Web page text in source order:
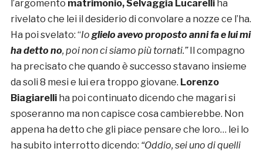
l’argomento matrimonio,Selvaggia Lucarelli ha
rivelato che lei il desiderio di convolare a nozze ce l’ha.
Ha poi svelato: “Io glielo avevo proposto anni fa e lui mi
ha detto no, poi non ci siamo più tornati.”
Il compagno
ha precisato che quando è successo stavano insieme
da soli 8 mesi e lui era troppo giovane. Lorenzo
Biagiarelli ha poi continuato dicendo che magari si
sposeranno ma non capisce cosa cambierebbe. Non
appena ha detto che gli piace pensare che loro… lei lo
ha subito interrotto dicendo: “Oddio, sei uno di quelli